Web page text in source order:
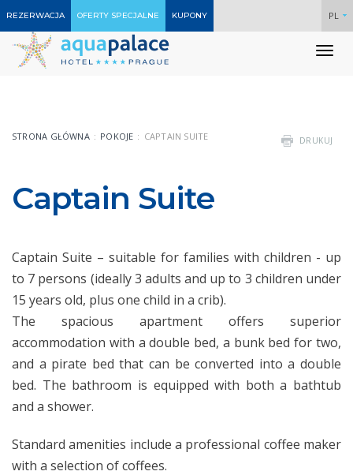
REZERWACJA OFERTY SPECJALNE KUPONY PL
DRUKUJ
STRONA GŁÓWNA POKOJE CAPTAIN SUITE
Captain Suite
Captain Suite – suitable for families with children - up
to 7 persons (ideally 3 adults and up to 3 children under
15 years old, plus one child in a crib).
The spacious apartment offers superior
accommodation with a double bed, a bunk bed for two,
and a pirate bed that can be converted into a double
bed. The bathroom is equipped with both a bathtub
and a shower.
Standard amenities include a professional coffee maker
with a selection of coffees.